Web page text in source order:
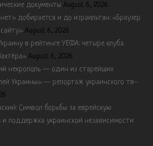
документы August 6, 2026
добирается и до израильтян: «Браузер
August 6, 2026
в рейтинге УЕФА: четыре клуба
August 6, 2026
некрополь — один из старейших
Украины» — репортаж украинского тв-
Символ борьбы за еврейскую
и поддержка украинской независимости